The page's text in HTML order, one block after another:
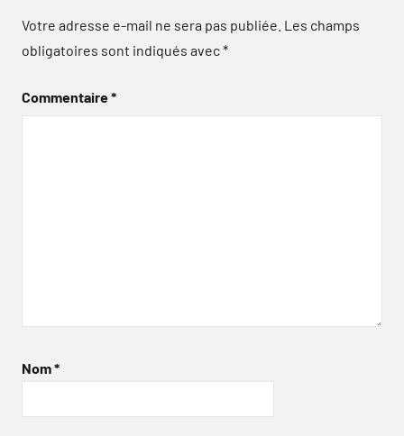
Votre adresse e-mail ne sera pas publiée. Les champs
obligatoires sont indiqués avec*
Commentaire*
Nom*